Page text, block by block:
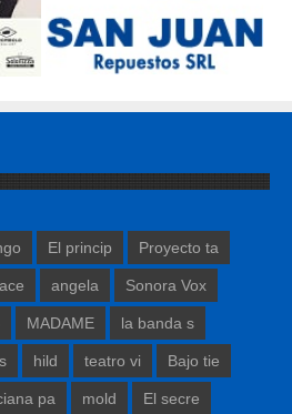
El princip Proyecto ta
angela Sonora Vox
MADAME la banda s
hild teatro vi Bajo tie
pa mold El secre